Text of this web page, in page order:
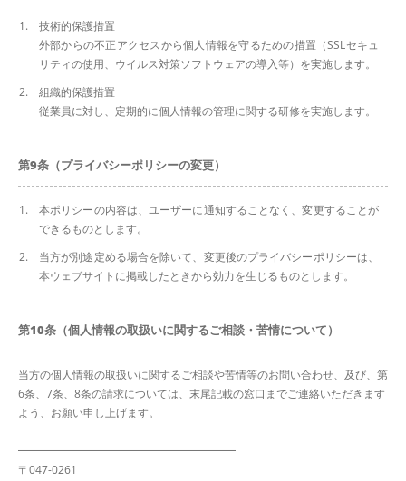
技術的保護措置
外部からの不正アクセスから個人情報を守るための措置（SSLセキュ
リティの使用、ウイルス対策ソフトウェアの導入等）を実施します。
組織的保護措置
従業員に対し、定期的に個人情報の管理に関する研修を実施します。
第9条（プライバシーポリシーの変更）
本ポリシーの内容は、ユーザーに通知することなく、変更することが
できるものとします。
当方が別途定める場合を除いて、変更後のプライバシーポリシーは、
本ウェブサイトに掲載したときから効力を生じるものとします。
第10条（個人情報の取扱いに関するご相談・苦情について）
当方の個人情報の取扱いに関するご相談や苦情等のお問い合わせ、及び、第
6条、7条、8条の請求については、末尾記載の窓口までご連絡いただきます
よう、お願い申し上げます。
━━━━━━━━━━━━━━━━━━━━
〒047-0261